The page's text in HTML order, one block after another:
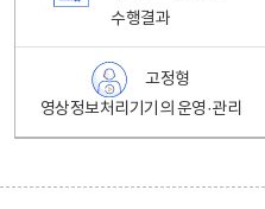
수행결과
고정형
영상정보처리기기의 운영·관리